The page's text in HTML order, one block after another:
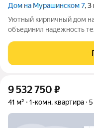
Дом на Мурашинском 7, 3
Уютный кирпичный дом
объединил надежность
тех, кто ценит
уединение и тишину. Дом
9 532 750 ₽
41 м² 1-комн. квартира 5